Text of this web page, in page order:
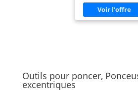
Outils pour poncer,
excentriques